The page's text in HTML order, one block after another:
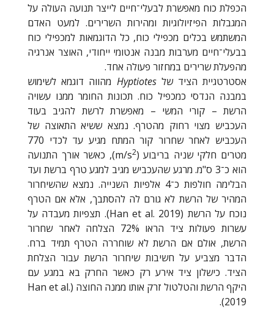
הכפלת כוח מאפשרת לבעלי־חיים לייצר תנועה העולה על
המגבלות הפיזיולוגיות ומהירות השרירים. למעט האדם
המשתמש בכלים מכפילי כוח, כל הדוגמאות למכפילי כוח
בבעלי־חיים מערבות מבנה אנטומי ייחודי, האוצר אנרגיה
מהפעלת שרירים במחזור פעולה אחד.
אסטרטגיית הציד שלHyptiotes מהווה דוגמא לשימוש
במבנה הנדסי כמכפיל כוח. תכונות החומר ממנו עשויה
הרשת – קורי המשי – מאפשרת לרשת להגיב בעוד
העכביש מצוי רחוק מהטרף. נמצא ששיא התאוצה של
העכביש לאחר שחרור קור המתח מגיע עד לכדי 770
מטרים חלקי שניה בריבוע ( m/s2
), כאשר אורך התנועה
הוא כ־3 ס"מ. מרגע שהעכביש מגיב למגע טרף ברשת ועד
הבלימה חולפות כ־4 אלפיות השנייה. נמצא שהשיחרור
המהיר של הרשת לא גורם לה להסתבך, אלא אם הטרף
נוכח על הרשת (Han et al. 2019). תצפיות מעבדה על
עשרות פעולות ציד הראו 72% הצלחה לאחר שחרור
הרשת, אולם אם הרשת לא שוחררה הטרף תמיד ברח.
הדבר מצביע על חשיבות שיחרור הרשת עבור הצלחת
הציד. כישלון ציד אירע רק כאשר החרק בא במגע עם
היקף הרשת והטלטול זרק אותו ממנה החוצה (Han et al.
2019
).